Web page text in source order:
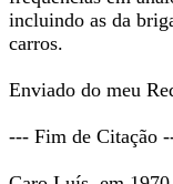
incluindo as da
carros.
Enviado do meu
--- Fim de Citação